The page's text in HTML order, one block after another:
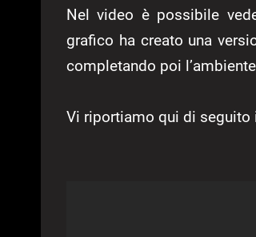
Nel video è possibile
grafico ha creato una
completando poi
Vi riportiamo qui di seguito